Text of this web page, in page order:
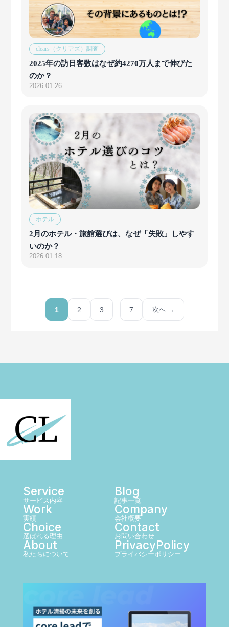
clears（クリアズ）調査
2025年の訪日客数はなぜ約4270万人まで伸びた
のか？
2026.01.26
ホテル
2月のホテル・旅館選びは、なぜ「失敗」しやす
いのか？
2026.01.18
1 2 3 … 7 次へ →
Service
サービス内容
Work
実績
Choice
選ばれる理由
About
私たちについて
Blog
記事一覧
Company
会社概要
Contact
お問い合わせ
PrivacyPolicy
プライバシーポリシー